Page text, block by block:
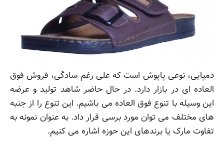
دمپایی، نوعی پاپوش است که علی رغم سادگی، فروش فوق
العاده ای در بازار دارد. در حال حاضر شاهد تولید و عرضه
این وسیله با تنوع فوق العاده می باشیم. این تنوع را از جنبه
های مختلف می توان مورد برسی قرار داد. به عنوان نمونه به
تفاوت مارک یا برندهای این حوزه اشاره می کنیم.